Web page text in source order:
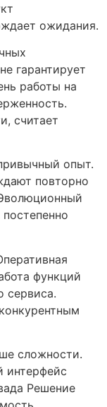
ожидания.
гарантирует
работы на
считает
опыт.
повторно
функций
сервиса.
сложности.
интерфейс
Решение